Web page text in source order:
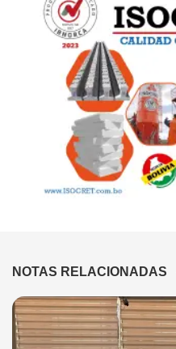
NOTAS RELACIONADAS